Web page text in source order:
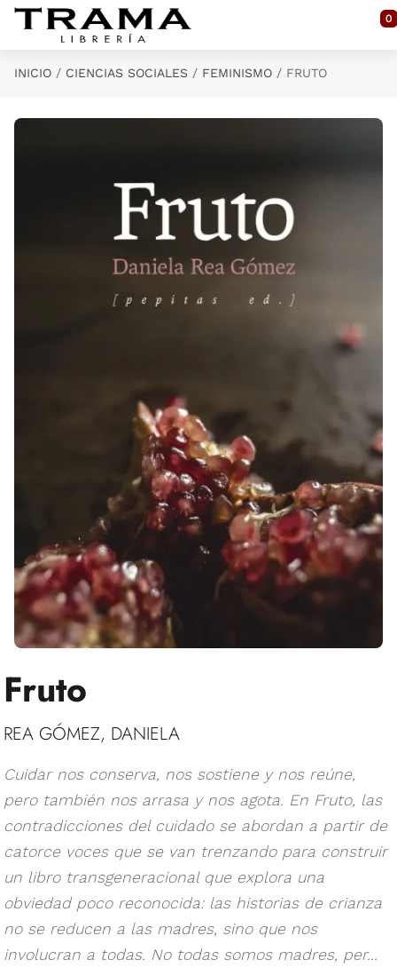
Saltar al contenido principal
0
INICIO CIENCIAS SOCIALES FEMINISMO FRUTO
Fruto
REA GÓMEZ, DANIELA
Cuidar nos conserva, nos sostiene y nos reúne,
pero también nos arrasa y nos agota. En Fruto, las
contradicciones del cuidado se abordan a partir de
catorce voces que se van trenzando para construir
un libro transgeneracional que explora una
obviedad poco reconocida: las historias de crianza
no se reducen a las madres, sino que nos
involucran a todas. No todas somos madres, per...